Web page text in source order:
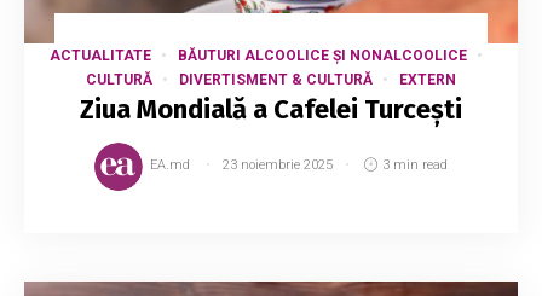
ACTUALITATE
BĂUTURI ALCOOLICE ȘI NONALCOOLICE
CULTURĂ
DIVERTISMENT & CULTURĂ EXTERN
Ziua Mondială a Cafelei Turcești
EA.md 23 noiembrie 2025 3 min read